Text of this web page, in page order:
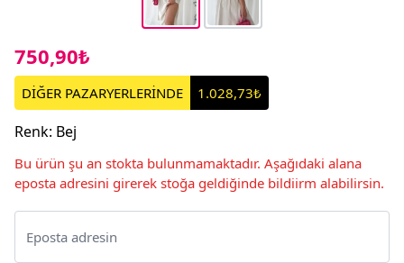
750,90₺
DİĞER PAZARYERLERİNDE 1.028,73₺
Renk: Bej
Bu ürün şu an stokta bulunmamaktadır. Aşağıdaki alana
eposta adresini girerek stoğa geldiğinde bildiirm alabilirsin.